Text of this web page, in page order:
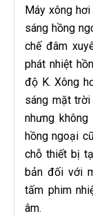
Máy xông
sáng hồng
chế đâm
phát nhiệt
độ K. Xông
sáng mặt
nhưng
hồng ngoại
chỗ thiết bị
bản đối với
tấm phim
âm.